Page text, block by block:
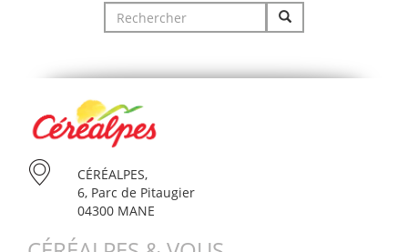
Search
for:
CÉRÉALPES,
6, Parc de Pitaugier
04300 MANE